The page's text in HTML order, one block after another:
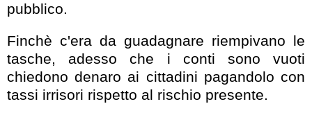
pubblico.
Finchè c'era da guadagnare riempivano le
tasche, adesso che i conti sono vuoti
chiedono denaro ai cittadini pagandolo con
tassi irrisori rispetto al rischio presente.